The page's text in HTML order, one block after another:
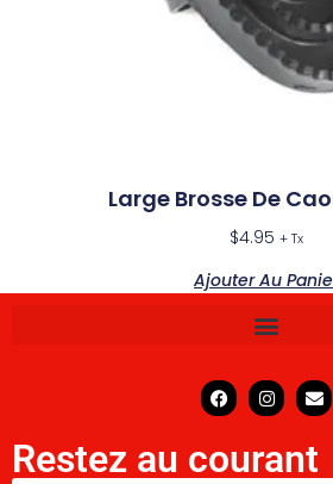
Large Brosse De
$4.95 + Tx
Ajouter Au
Restez au courant